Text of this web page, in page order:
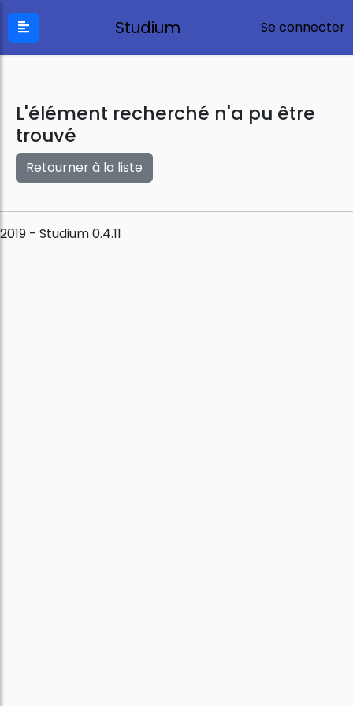
Studium Se connecter
L'élément recherché n'a pu être
trouvé
Retourner à la liste
2019 - Studium 0.4.11